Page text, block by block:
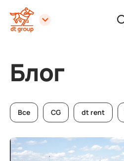
Блог
Все CG dt rent